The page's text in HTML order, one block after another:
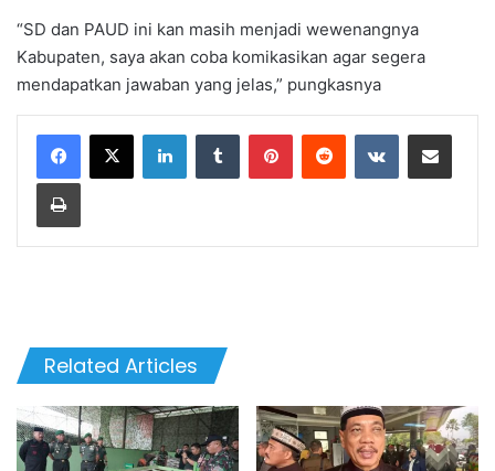
“SD dan PAUD ini kan masih menjadi wewenangnya
Kabupaten, saya akan coba komikasikan agar segera
mendapatkan jawaban yang jelas,” pungkasnya
Related Articles